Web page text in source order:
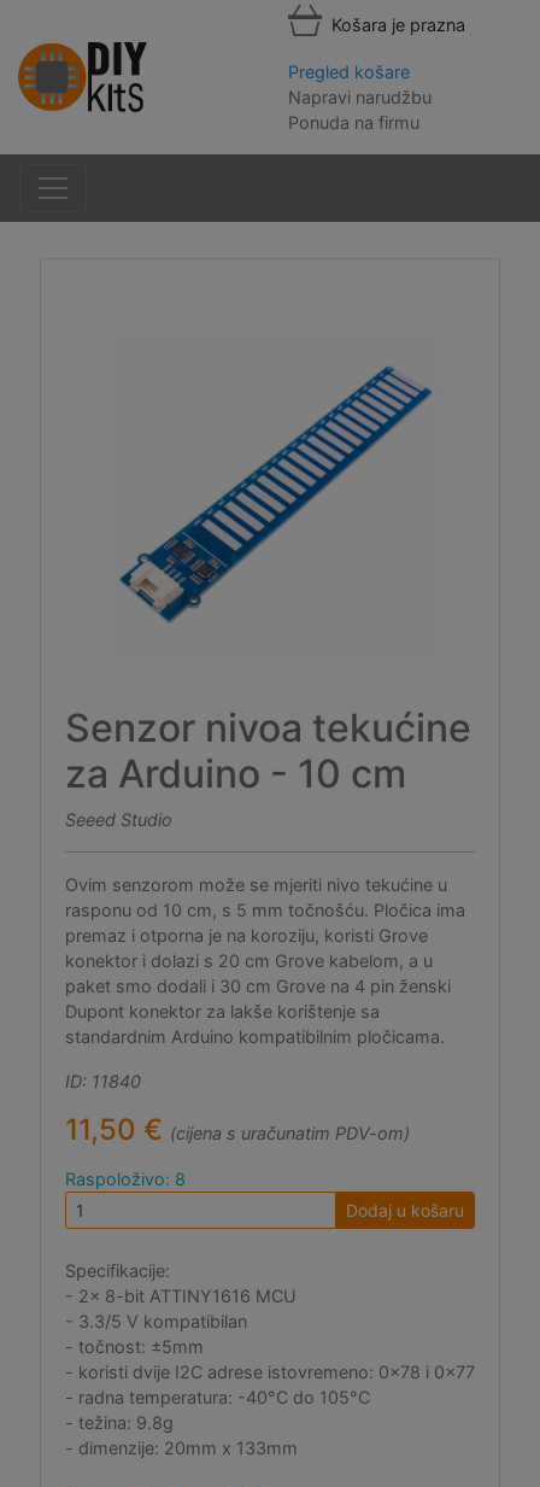
Košara je prazna
Pregled košare
Napravi narudžbu
Ponuda na firmu
Senzor nivoa tekućine
za Arduino - 10 cm
Seeed Studio
Ovim senzorom može se mjeriti nivo tekućine u
rasponu od 10 cm, s 5 mm točnošću. Pločica ima
premaz i otporna je na koroziju, koristi Grove
konektor i dolazi s 20 cm Grove kabelom, a u
paket smo dodali i 30 cm Grove na 4 pin ženski
Dupont konektor za lakše korištenje sa
standardnim Arduino kompatibilnim pločicama.
ID: 11840
11,50 € (cijena s uračunatim PDV-om)
Raspoloživo: 8
Dodaj u košaru
Specifikacije:
- 2x 8-bit ATTINY1616 MCU
- 3.3/5 V kompatibilan
- točnost: ±5mm
- koristi dvije I2C adrese istovremeno: 0x78 i 0x77
- radna temperatura: -40°C do 105°C
- težina: 9.8g
- dimenzije: 20mm x 133mm